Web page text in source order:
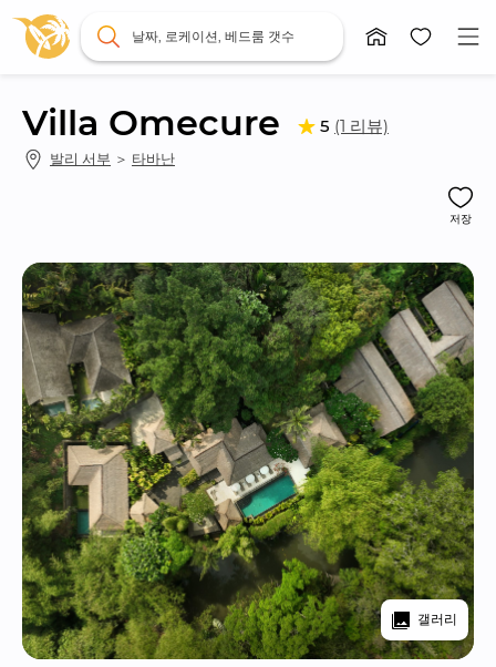
날짜, 로케이션, 베드룸 갯수
Villa Omecure 5 (1 리뷰)
발리 서부 ＞ 타바난
저장
갤러리